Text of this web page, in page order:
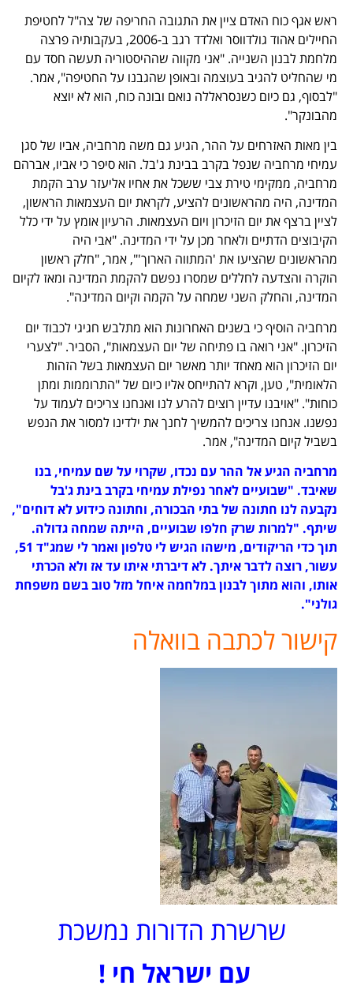
ראש אגף כוח האדם ציין את התגובה החריפה של צה"ל לחטיפת
החיילים אהוד גולדווסר ואלדד רגב ב-2006, בעקבותיה פרצה
מלחמת לבנון השנייה. "אני מקווה שההיסטוריה תעשה חסד עם
מי שהחליט להגיב בעוצמה ובאופן שהגבנו על החטיפה", אמר.
"לבסוף, גם כיום כשנסראללה נואם ובונה כוח, הוא לא יוצא
מהבונקר".
בין מאות האזרחים על ההר, הגיע גם משה מרחביה, אביו של סגן
עמיחי מרחביה שנפל בקרב בבינת ג'בל. הוא סיפר כי אביו, אברהם
מרחביה, ממקימי טירת צבי ששכל את אחיו אליעזר ערב הקמת
המדינה, היה מהראשונים להציע, לקראת יום העצמאות הראשון,
לציין ברצף את יום הזיכרון ויום העצמאות. הרעיון אומץ על ידי כלל
הקיבוצים הדתיים ולאחר מכן על ידי המדינה. "אבי היה
מהראשונים שהציעו את 'המתווה הארוך'", אמר, "חלק ראשון
הוקרה והצדעה לחללים שמסרו נפשם להקמת המדינה ומאז לקיום
המדינה, והחלק השני שמחה על הקמה וקיום המדינה".
מרחביה הוסיף כי בשנים האחרונות הוא מתלבש חגיגי לכבוד יום
הזיכרון. "אני רואה בו פתיחה של יום העצמאות", הסביר. "לצערי
יום הזיכרון הוא מאחד יותר מאשר יום העצמאות בשל הזהות
הלאומית", טען, וקרא להתייחס אליו כיום של "התרוממות ומתן
כוחות". "אויבנו עדיין רוצים להרע לנו ואנחנו צריכים לעמוד על
נפשנו. אנחנו צריכים להמשיך לחנך את ילדינו למסור את הנפש
בשביל קיום המדינה", אמר.
מרחביה הגיע אל ההר עם נכדו, שקרוי על שם עמיחי, בנו
שאיבד. "שבועיים לאחר נפילת עמיחי בקרב בינת ג'בל
נקבעה לנו חתונה של בתי הבכורה, וחתונה כידוע לא דוחים",
שיתף. "למרות שרק חלפו שבועיים, הייתה שמחה גדולה.
תוך כדי הריקודים, מישהו הגיש לי טלפון ואמר לי שמג"ד 51,
עשור, רוצה לדבר איתך. לא דיברתי איתו עד אז ולא הכרתי
אותו, והוא מתוך לבנון במלחמה איחל מזל טוב בשם משפחת
גולני".
קישור לכתבה בוואלה
שרשרת הדורות נמשכת
עם ישראל חי !